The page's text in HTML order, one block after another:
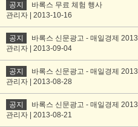
공지
바록스 무료 체험 행사
관리자 | 2013-10-16
공지
바록스 신문광고 - 매일경제
관리자 | 2013-09-04
공지
바록스 신문광고 - 매일경제
관리자 | 2013-08-28
공지
바록스 신문광고 - 매일경제
관리자 | 2013-08-21